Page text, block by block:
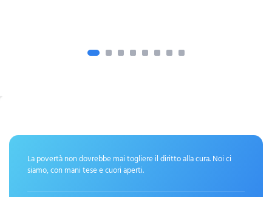
La povertà non dovrebbe mai togliere il diritto alla cura. Noi ci
siamo, con mani tese e cuori aperti.